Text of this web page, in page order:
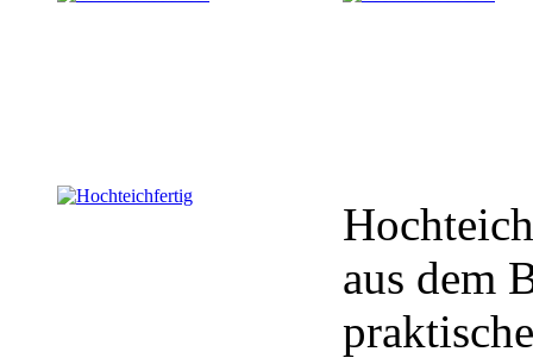
aus dem